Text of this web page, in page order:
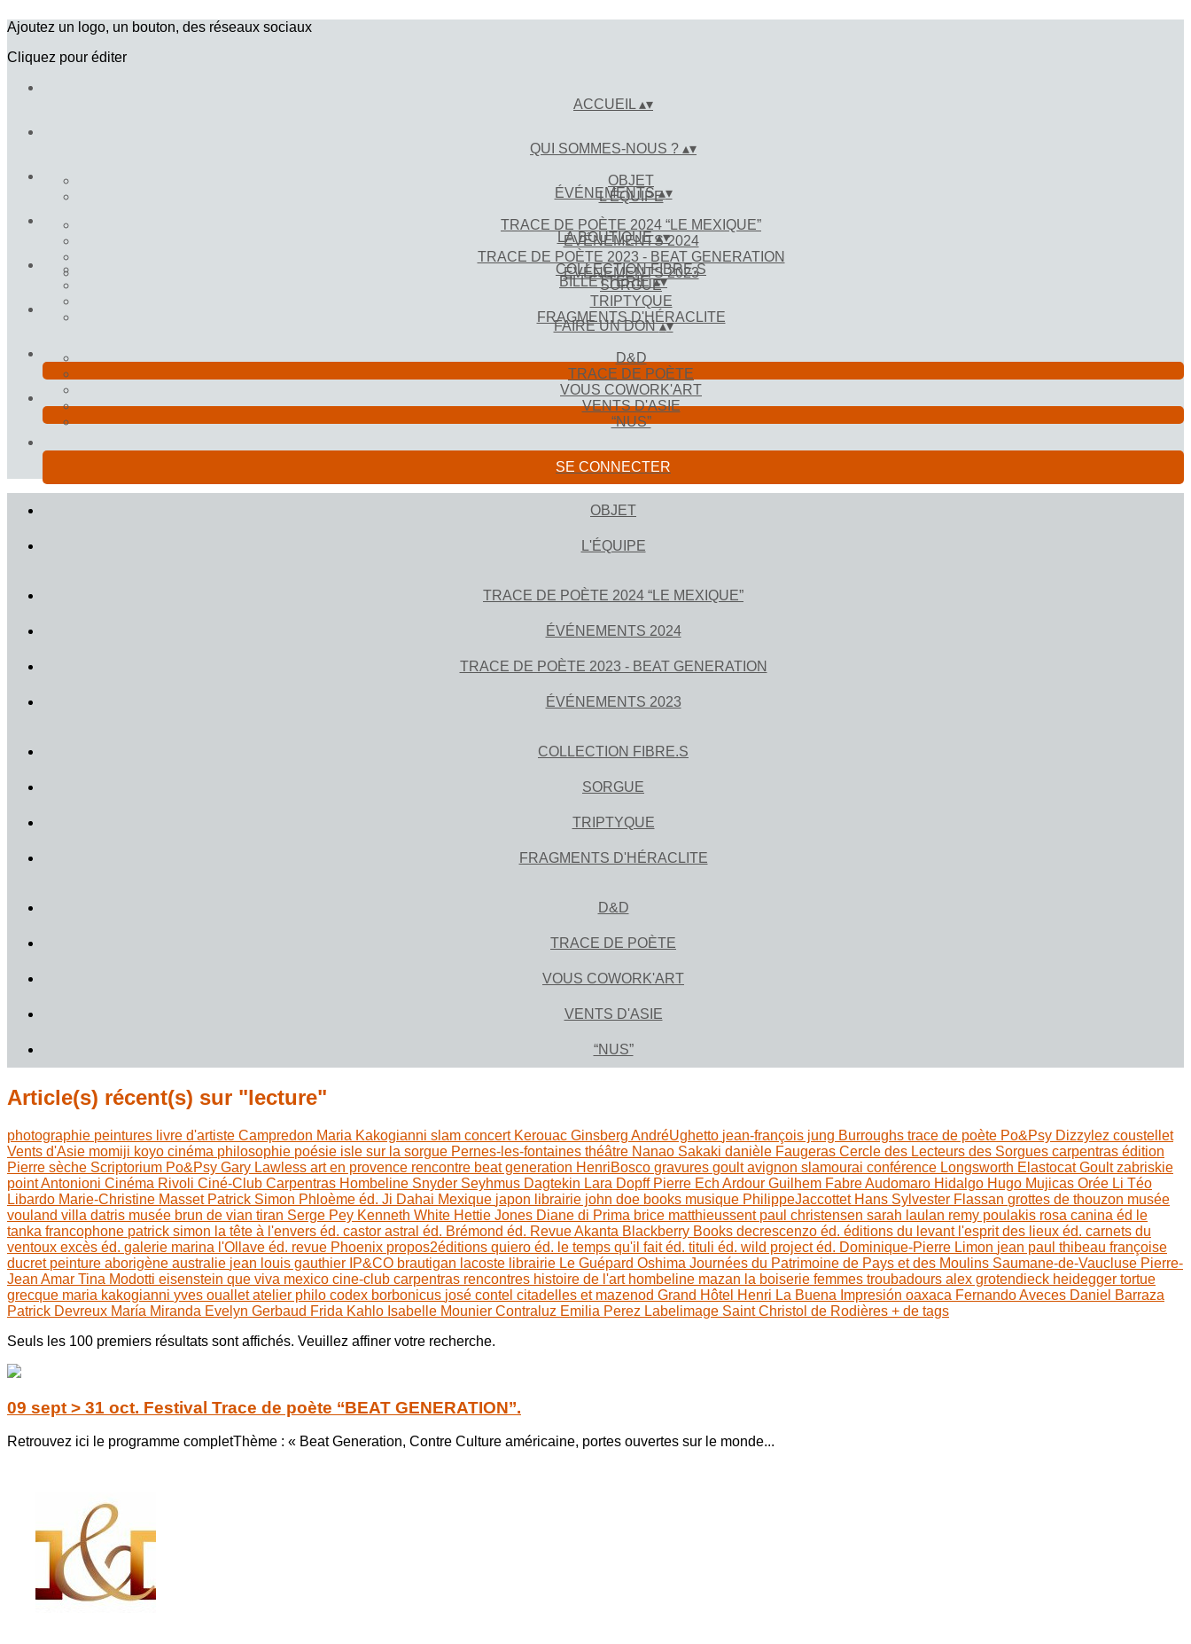
Ajoutez un logo, un bouton, des réseaux sociaux
Cliquez pour éditer
ACCUEIL ▴▾
QUI SOMMES-NOUS ? ▴▾
OBJET
L'ÉQUIPE
ÉVÉNEMENTS▴▾
TRACE DE POÈTE 2024 “LE MEXIQUE”
ÉVÉNEMENTS 2024
TRACE DE POÈTE 2023 - BEAT GENERATION
ÉVÉNEMENTS 2023
LA BOUTIQUE▴▾
COLLECTION FIBRE.S
SORGUE
TRIPTYQUE
FRAGMENTS D'HÉRACLITE
BILLETTERIE▴▾
FAIRE UN DON▴▾
D&D
TRACE DE POÈTE
VOUS COWORK'ART
VENTS D'ASIE
“NUS”
SE CONNECTER
OBJET
L'ÉQUIPE
TRACE DE POÈTE 2024 “LE MEXIQUE”
ÉVÉNEMENTS 2024
TRACE DE POÈTE 2023 - BEAT GENERATION
ÉVÉNEMENTS 2023
COLLECTION FIBRE.S
SORGUE
TRIPTYQUE
FRAGMENTS D'HÉRACLITE
D&D
TRACE DE POÈTE
VOUS COWORK'ART
VENTS D'ASIE
“NUS”
Article(s) récent(s) sur "lecture"
photographie peintures livre d'artiste Campredon Maria Kakogianni slam concert Kerouac Ginsberg AndréUghetto jean-françois jung Burroughs trace de poète Po&Psy Dizzylez coustellet
Vents d'Asie momiji koyo cinéma philosophie poésie isle sur la sorgue Pernes-les-fontaines théâtre Nanao Sakaki danièle Faugeras Cercle des Lecteurs des Sorgues carpentras édition
Pierre sèche Scriptorium Po&Psy Gary Lawless art en provence rencontre beat generation HenriBosco gravures goultavignon slamourai conférence Longsworth ElastocatGoultzabriskie
pointAntonioni Cinéma Rivoli Ciné-Club Carpentras Hombeline Snyder Seyhmus Dagtekin Lara Dopff Pierre Ech Ardour Guilhem FabreAudomaro Hidalgo Hugo Mujicas Orée Li Téo
Libardo Marie-Christine Masset Patrick Simon Phloème éd. Ji Dahai Mexique japon librairie john doe books musique PhilippeJaccottet Hans Sylvester Flassan grottes de thouzon musée
vouland villa datris musée brun de vian tiran Serge Pey Kenneth White Hettie Jones Diane di Prima brice matthieussent paul christensen sarah laulan remy poulakis rosa canina éd le
tanka francophone patrick simon la tête à l'envers éd. castor astral éd. Brémond éd. Revue Akanta Blackberry Books decrescenzo éd. éditions du levant l'esprit des lieux éd. carnets du
ventoux excès éd. galerie marina l'Ollave éd. revue Phoenix propos2éditions quiero éd. le temps qu'il fait éd. tituli éd. wild project éd. Dominique-Pierre Limon jean paul thibeau françoise
ducret peinture aborigène australie jean louis gauthier IP&CO brautigan lacoste librairie Le Guépard Oshima Journées du Patrimoine de Pays et des Moulins Saumane-de-Vaucluse Pierre-
Jean Amar Tina Modotti eisenstein que viva mexico cine-club carpentras rencontres histoire de l'art hombeline mazan la boiserie femmes troubadours alex grotendieck heidegger tortue
grecque maria kakogianni yves oualletatelier philo codex borbonicus josé contel citadelles et mazenod Grand Hôtel Henri La Buena Impresión oaxaca Fernando Aveces Daniel Barraza
Patrick Devreux María Miranda Evelyn Gerbaud Frida Kahlo Isabelle Mounier Contraluz Emilia Perez Labelimage Saint Christol de Rodières + de tags
Seuls les 100 premiers résultats sont affichés. Veuillez affiner votre recherche.
09 sept > 31 oct. Festival Trace de poète ‘‘BEAT GENERATION’’.
Retrouvez ici le programme completThème : « Beat Generation, Contre Culture américaine, portes ouvertes sur le monde...